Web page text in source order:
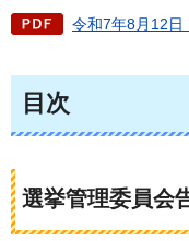
令和7年8月12日
目次
選挙管理委員会